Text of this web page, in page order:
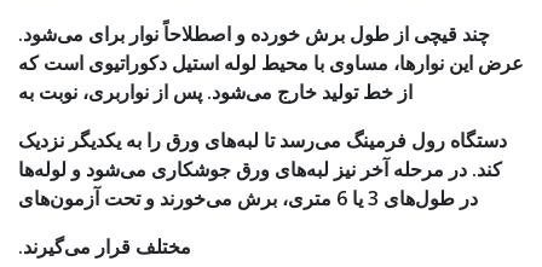
چند قیچی از طول برش خورده و اصطلاحاً نوار برای می‌شود.
عرض این نوارها، مساوی با محیط لوله استیل دکوراتیوی است که
از خط تولید خارج می‌شود. پس از نواربری، نوبت به
دستگاه رول فرمینگ می‌رسد تا لبه‌های ورق را به یکدیگر نزدیک
کند. در مرحله آخر نیز لبه‌های ورق جوشکاری می‌شود و لوله‌ها
در طول‌های 3 یا 6 متری، برش می‌خورند و تحت آزمون‌های
مختلف قرار می‌گیرند.